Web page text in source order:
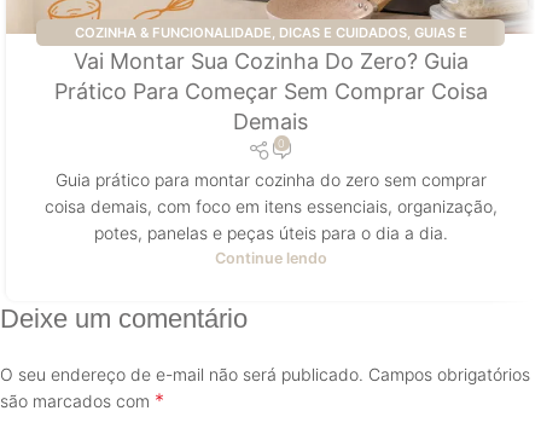
COZINHA & FUNCIONALIDADE, DICAS E CUIDADOS, GUIAS E
CURADORIA
Vai Montar Sua Cozinha Do Zero? Guia
Prático Para Começar Sem Comprar Coisa
Demais
0
Guia prático para montar cozinha do zero sem comprar
coisa demais, com foco em itens essenciais, organização,
potes, panelas e peças úteis para o dia a dia.
Continue lendo
Deixe um comentário
O seu endereço de e-mail não será publicado. Campos obrigatórios
são marcados com *